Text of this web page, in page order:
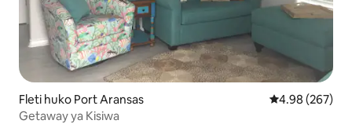
Fleti huko Port Aransas Ukadiriaji wa
4.98 (267)
Getaway ya Kisiwa